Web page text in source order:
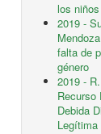
los niños
2019 -
falta de
género
2019 -
Recurso
Debida